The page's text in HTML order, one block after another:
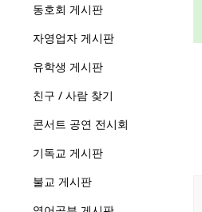
동호회 게시판
자영업자 게시판
유학생 게시판
친구 / 사람 찾기
콘서트 공연 전시회
기독교 게시판
불교 게시판